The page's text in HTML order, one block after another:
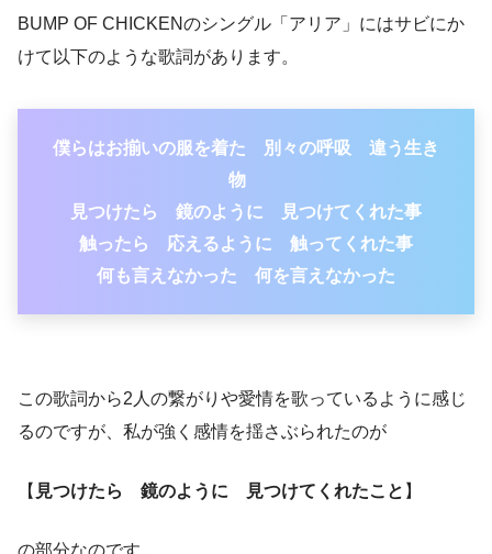
BUMP OF CHICKENのシングル「アリア」にはサビにか
けて以下のような歌詞があります。
僕らはお揃いの服を着た 別々の呼吸 違う生き
物
見つけたら 鏡のように 見つけてくれた事
触ったら 応えるように 触ってくれた事
何も言えなかった 何を言えなかった
この歌詞から2人の繋がりや愛情を歌っているように感じ
るのですが、私が強く感情を揺さぶられたのが
【 見つけたら 鏡のように 見つけてくれたこと 】
の部分なのです。